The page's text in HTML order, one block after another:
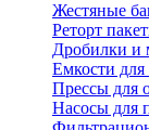
Жестяные
Реторт
Дробилки и
Емкости
Прессы для
Насосы для